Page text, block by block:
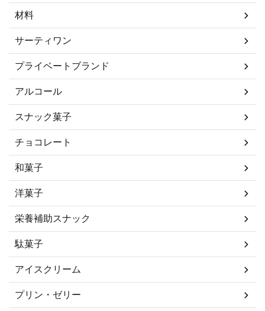
材料
サーティワン
プライベートブランド
アルコール
スナック菓子
チョコレート
和菓子
洋菓子
栄養補助スナック
駄菓子
アイスクリーム
プリン・ゼリー